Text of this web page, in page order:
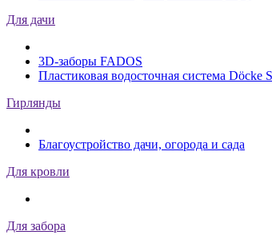
Для дачи
3D-заборы FADOS
Пластиковая водосточная система
Гирлянды
Благоустройство дачи, огорода и сада
Для кровли
Для забора